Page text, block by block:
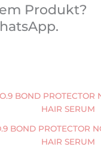
Produkt?
BOND PROTECTOR
HAIR SERUM